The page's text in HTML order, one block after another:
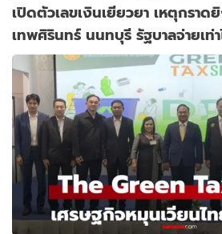
เปิดตัวเลขเงินเยียวยา เหตุกราดยิ
เทพศิรินทร์ นนทบุรี รัฐบาลจ่ายเท่า